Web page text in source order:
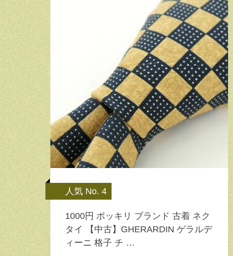
人気 No. 4
1000円 ポッキリ ブランド 古着 ネク
タイ 【中古】GHERARDIN ゲラルデ
ィーニ 格子 チ …